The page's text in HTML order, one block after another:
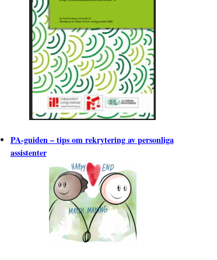
PA-guiden – tips om rekrytering av personliga
assistenter